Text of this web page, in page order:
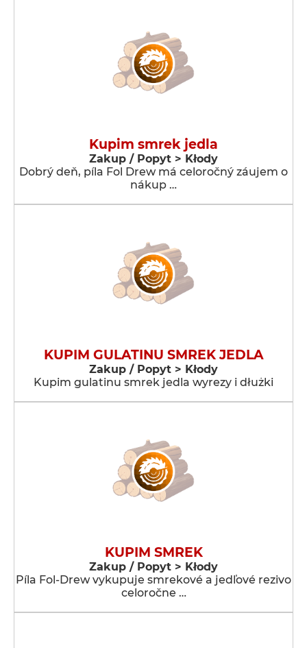
Kupim smrek jedla
Zakup / Popyt > Kłody
Dobrý deň, píla Fol Drew má celoročný záujem o
nákup …
KUPIM GULATINU SMREK JEDLA
Zakup / Popyt > Kłody
Kupim gulatinu smrek jedla wyrezy i dłużki
KUPIM SMREK
Zakup / Popyt > Kłody
Píla Fol-Drew vykupuje smrekové a jedľové rezivo
celoročne …